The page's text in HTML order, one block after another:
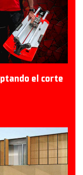
el corte